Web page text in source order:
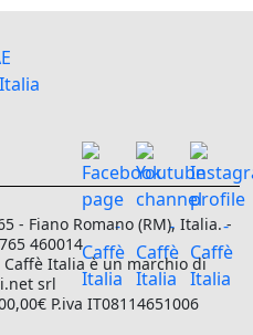
- Fiano Romano (RM), Italia. -
460014
Caffè Italia è un marchio di
srl
P.iva IT08114651006